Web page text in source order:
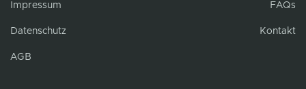
Impressum
Datenschutz
AGB
FAQs
Kontakt